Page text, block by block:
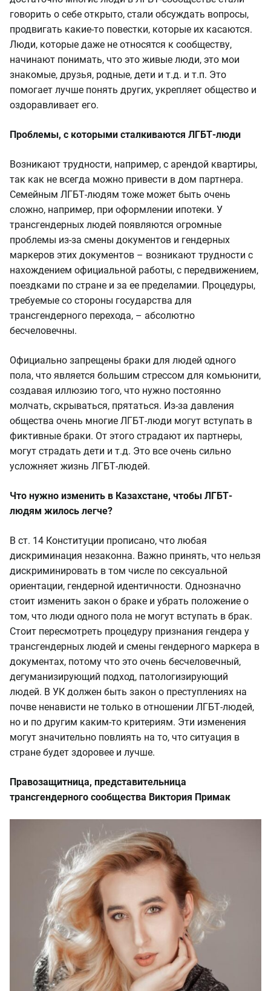
говорить о себе открыто, стали обсуждать вопросы,
продвигать какие-то повестки, которые их касаются.
Люди, которые даже не относятся к сообществу,
начинают понимать, что это живые люди, это мои
знакомые, друзья, родные, дети и т.д. и т.п. Это
помогает лучше понять других, укрепляет общество и
оздоравливает его.
Проблемы, с которыми сталкиваются ЛГБТ-люди
Возникают трудности, например, с арендой квартиры,
так как не всегда можно привести в дом партнера.
Семейным ЛГБТ-людям тоже может быть очень
сложно, например, при оформлении ипотеки. У
трансгендерных людей появляются огромные
проблемы из-за смены документов и гендерных
маркеров этих документов – возникают трудности с
нахождением официальной работы, с передвижением,
поездками по стране и за ее пределамии. Процедуры,
требуемые со стороны государства для
трансгендерного перехода, – абсолютно
бесчеловечны.
Официально запрещены браки для людей одного
пола, что является большим стрессом для комьюнити,
создавая иллюзию того, что нужно постоянно
молчать, скрываться, прятаться. Из-за давления
общества очень многие ЛГБТ-люди могут вступать в
фиктивные браки. От этого страдают их партнеры,
могут страдать дети и т.д. Это все очень сильно
усложняет жизнь ЛГБТ-людей.
Что нужно изменить в Казахстане, чтобы ЛГБТ-
людям жилось легче?
В ст. 14 Конституции прописано, что любая
дискриминация незаконна. Важно принять, что нельзя
дискриминировать в том числе по сексуальной
ориентации, гендерной идентичности. Однозначно
стоит изменить закон о браке и убрать положение о
том, что люди одного пола не могут вступать в брак.
Стоит пересмотреть процедуру признания гендера у
трансгендерных людей и смены гендерного маркера в
документах, потому что это очень бесчеловечный,
дегуманизирующий подход, патологизирующий
людей. В УК должен быть закон о преступлениях на
почве ненависти не только в отношении ЛГБТ-людей,
но и по другим каким-то критериям. Эти изменения
могут значительно повлиять на то, что ситуация в
стране будет здоровее и лучше.
Правозащитница, представительница
трансгендерного сообщества Виктория Примак